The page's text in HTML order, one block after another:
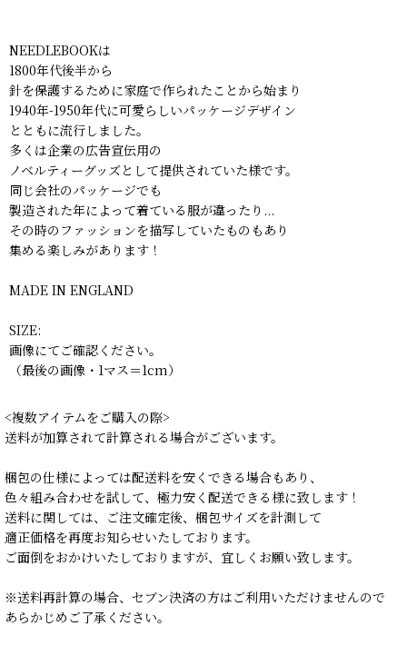
NEEDLEBOOKは
1800年代後半から
針を保護するために家庭で作られたことから始まり
1940年-1950年代に可愛らしいパッケージデザイン
とともに流行しました。
多くは企業の広告宣伝用の
ノベルティーグッズとして提供されていた様です。
同じ会社のパッケージでも
製造された年によって着ている服が違ったり...
その時のファッションを描写していたものもあり
集める楽しみがあります！
MADE IN ENGLAND
SIZE:
画像にてご確認ください。
（最後の画像・1マス＝1cm）
<複数アイテムをご購入の際>
送料が加算されて計算される場合がございます。
梱包の仕様によっては配送料を安くできる場合もあり、
色々組み合わせを試して、極力安く配送できる様に致します！
送料に関しては、ご注文確定後、梱包サイズを計測して
適正価格を再度お知らせいたしております。
ご面倒をおかけいたしておりますが、宜しくお願い致します。
※送料再計算の場合、セブン決済の方はご利用いただけませんので
あらかじめご了承ください。